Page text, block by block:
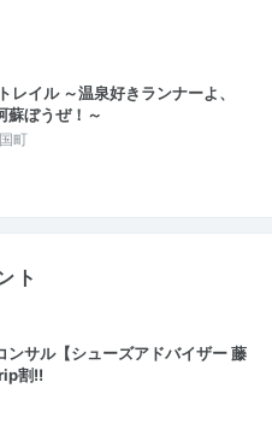
イル ～温泉好きランナーよ、
蘇ぼうぜ！～
町
ト
ンサル【シューズアドバイザー 藤
割!!